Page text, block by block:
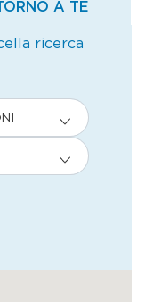
strade
Cunicoli,
Complessi
In
dello